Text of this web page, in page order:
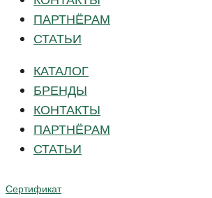
ПАРТНЁРАМ
СТАТЬИ
КАТАЛОГ
БРЕНДЫ
КОНТАКТЫ
ПАРТНЁРАМ
СТАТЬИ
Сертификат